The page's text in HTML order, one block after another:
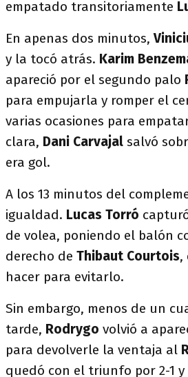
empatado transitoriamente
En apenas dos minutos,
y la tocó atrás. Karim
apareció por el segundo palo
para empujarla y romper el
varias ocasiones para
clara, Dani Carvajal salvó
era gol.
A los 13 minutos del
igualdad. Lucas Torró
de volea, poniendo el balón
derecho de Thibaut Courtois,
hacer para evitarlo.
Sin embargo, menos de un
tarde, Rodrygo volvió a
para devolverle la ventaja al
quedó con el triunfo por 2-1 y